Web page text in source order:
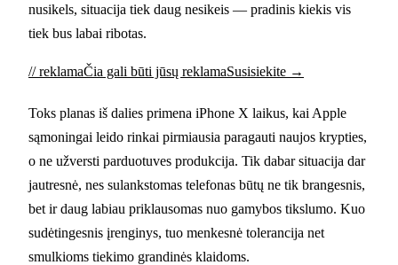
nusikels, situacija tiek daug nesikeis — pradinis kiekis vis
tiek bus labai ribotas.
// reklamaČia gali būti jūsų reklamaSusisiekite →
Toks planas iš dalies primena iPhone X laikus, kai Apple
sąmoningai leido rinkai pirmiausia paragauti naujos krypties,
o ne užversti parduotuves produkcija. Tik dabar situacija dar
jautresnė, nes sulankstomas telefonas būtų ne tik brangesnis,
bet ir daug labiau priklausomas nuo gamybos tikslumo. Kuo
sudėtingesnis įrenginys, tuo menkesnė tolerancija net
smulkioms tiekimo grandinės klaidoms.